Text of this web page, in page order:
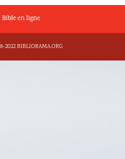
en ligne
2022 BIBLIORAMA.ORG